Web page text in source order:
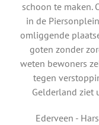
schoon te maken.
in de
omliggende
goten zonder
weten bewoners
tegen
Gelderland ziet
Ederveen -